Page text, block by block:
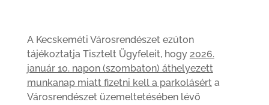
A Kecskeméti Városrendészet ezúton
tájékoztatja Tisztelt Ügyfeleit, hogy 2026.
január 10. napon (szombaton) áthelyezett
munkanap miatt fizetni kell a parkolásérta
Városrendészet üzemeltetésében lévő